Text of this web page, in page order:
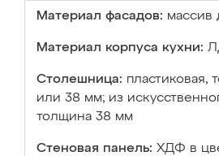
Материал фасадов: массив
Материал корпуса кухни:
Столешница: пластиковая,
или 38 мм; из
толщина 38 мм
Стеновая панель: ХДФ в